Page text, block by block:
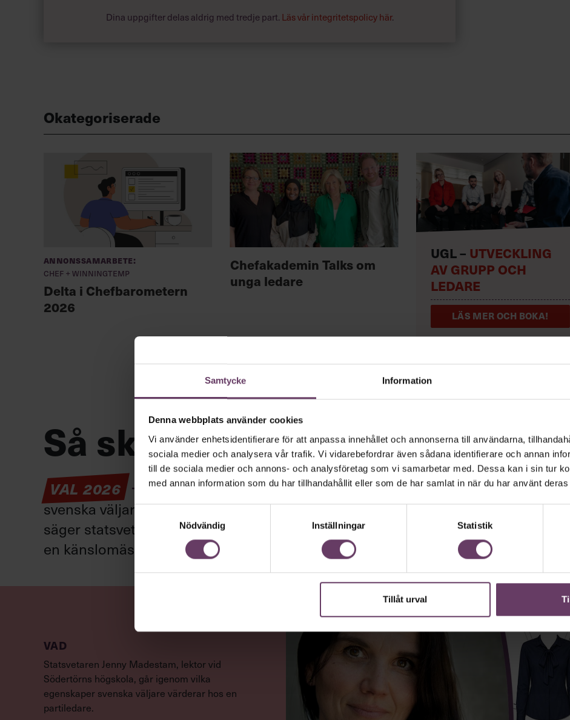
Samtycke Information
Denna webbplats använder cookies
Vi använder enhetsidentifierare för att anpassa innehållet och annonserna till användarna,
sociala medier och analysera vår trafik. Vi vidarebefordrar även sådana identifierare och annan
till de sociala medier och annons- och analysföretag som vi samarbetar med. Dessa kan i sin tur
med annan information som du har tillhandahållit eller som de har samlat in när du har använt deras
Samtyckesval
Nödvändig
Inställningar Statistik
Tillåt urval
Dina uppgifter delas aldrig med tredje part. Läs vår integritetspolicy här.
Okategoriserade
Annonssamarbete:
Chef + Winningtemp
Delta i Chefbarometern
2026
Chefakademin Talks om
unga ledare
UGL – UTVECKLING
AV GRUPP OCH
LEDARE
LÄS MER OCH BOKA!
Så ska en partiledare vara
VAL 2026
Provokation, glamour och galna utspel? Nej, det är inget för
svenska väljare. Här är det fortfarande den måttfulla partiledarstilen som går
säger statsvetaren Jenny Madestam: ”Hellre en tråkig partiledare i foträta skor, än
en känslomässig spelevink i högklackat.”
VAD
Statsvetaren Jenny Madestam, lektor vid
Södertörns högskola, går igenom vilka
egenskaper svenska väljare värderar hos en
partiledare.